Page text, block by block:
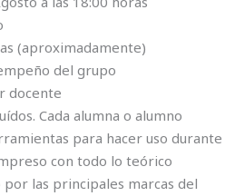
(aproximadamente)
del grupo
docente
Cada alumna o alumno
para hacer uso durante
con todo lo teórico
las principales marcas del